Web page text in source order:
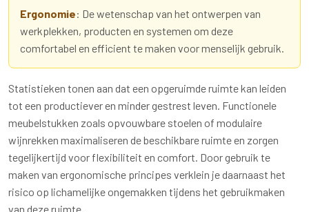
Ergonomie: De wetenschap van het ontwerpen van
werkplekken, producten en systemen om deze
comfortabel en efficient te maken voor menselijk gebruik.
Statistieken tonen aan dat een opgeruimde ruimte kan leiden
tot een productiever en minder gestrest leven. Functionele
meubelstukken zoals opvouwbare stoelen of modulaire
wijnrekken maximaliseren de beschikbare ruimte en zorgen
tegelijkertijd voor flexibiliteit en comfort. Door gebruik te
maken van ergonomische principes verklein je daarnaast het
risico op lichamelijke ongemakken tijdens het gebruikmaken
van deze ruimte.